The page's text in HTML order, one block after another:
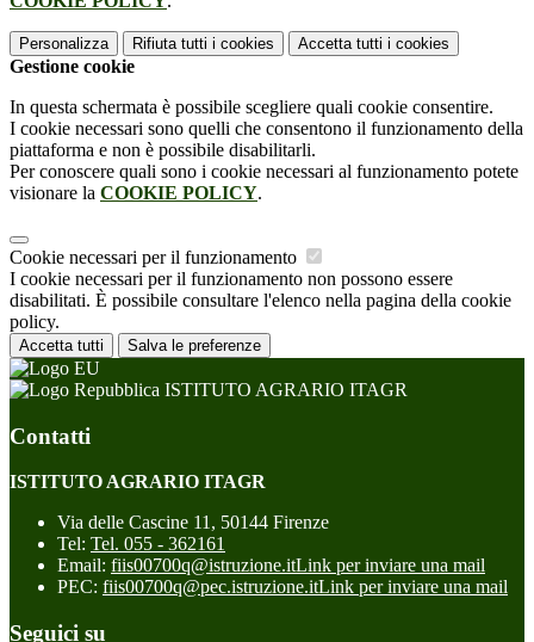
Personalizza Rifiuta tutti i cookies Accetta tutti i cookies
Gestione cookie
In questa schermata è possibile scegliere quali cookie consentire.
I cookie necessari sono quelli che consentono il funzionamento della
piattaforma e non è possibile disabilitarli.
Per conoscere quali sono i cookie necessari al funzionamento potete
visionare la COOKIE POLICY.
Cookie necessari per il funzionamento
I cookie necessari per il funzionamento non possono essere
disabilitati. È possibile consultare l'elenco nella pagina della cookie
policy.
Accetta tutti Salva le preferenze
ISTITUTO AGRARIO ITAGR
Contatti
ISTITUTO AGRARIO ITAGR
Via delle Cascine 11, 50144 Firenze
Tel: Tel. 055 - 362161
Email: fiis00700q@istruzione.itLink per inviare una mail
PEC: fiis00700q@pec.istruzione.itLink per inviare una mail
Seguici su